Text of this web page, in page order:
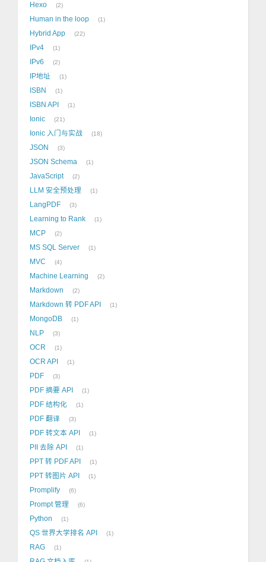
Hexo 2
Human in the loop 1
Hybrid App 22
IPv4 1
IPv6 2
IP地址 1
ISBN 1
ISBN API 1
Ionic 21
Ionic 入门与实战 18
JSON 3
JSON Schema 1
JavaScript 2
LLM 安全预处理 1
LangPDF 3
Learning to Rank 1
MCP 2
MS SQL Server 1
MVC 4
Machine Learning 2
Markdown 2
Markdown 转 PDF API 1
MongoDB 1
NLP 3
OCR 1
OCR API 1
PDF 3
PDF 摘要 API 1
PDF 结构化 1
PDF 翻译 3
PDF 转文本 API 1
PII 去除 API 1
PPT 转 PDF API 1
PPT 转图片 API 1
Promplify 6
Prompt 管理 6
Python 1
QS 世界大学排名 API 1
RAG 1